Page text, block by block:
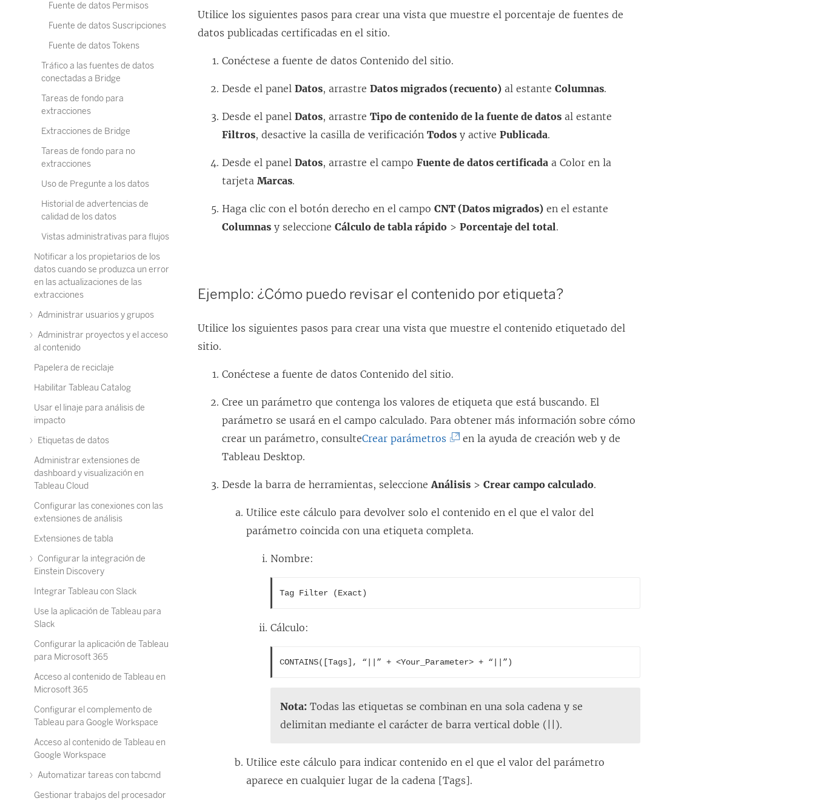
Fuente de datos Permisos
Fuente de datos Suscripciones
Fuente de datos Tokens
Tráfico a las fuentes de datos
conectadas a Bridge
Tareas de fondo para
extracciones
Extracciones de Bridge
Tareas de fondo para no
extracciones
Uso de Pregunte a los datos
Historial de advertencias de
calidad de los datos
Vistas administrativas para flujos
Notificar a los propietarios de los
datos cuando se produzca un error
en las actualizaciones de las
extracciones
Administrar usuarios y grupos
Administrar proyectos y el acceso
al contenido
Papelera de reciclaje
Habilitar Tableau Catalog
Usar el linaje para análisis de
impacto
Etiquetas de datos
Administrar extensiones de
dashboard y visualización en
Tableau Cloud
Configurar las conexiones con las
extensiones de análisis
Extensiones de tabla
Configurar la integración de
Einstein Discovery
Integrar Tableau con Slack
Use la aplicación de Tableau para
Slack
Configurar la aplicación de Tableau
para Microsoft 365
Acceso al contenido de Tableau en
Microsoft 365
Configurar el complemento de
Tableau para Google Workspace
Acceso al contenido de Tableau en
Google Workspace
Automatizar tareas con tabcmd
Gestionar trabajos del procesador
Utilice los siguientes pasos para crear una vista que muestre el porcentaje de fuentes de
datos publicadas certificadas en el sitio.
Conéctese a fuente de datos Contenido del sitio.
Desde el panelDatos, arrastreDatos migrados (recuento) al estanteColumnas.
Desde el panelDatos, arrastreTipo de contenido de la fuente de datos al estante
Filtros, desactive la casilla de verificaciónTodos y activePublicada.
Desde el panelDatos, arrastre el campoFuente de datos certificada a Color en la
tarjetaMarcas.
Haga clic con el botón derecho en el campoCNT (Datos migrados) en el estante
Columnas y seleccioneCálculo de tabla rápido >Porcentaje del total.
Ejemplo: ¿Cómo puedo revisar el contenido por etiqueta?
Utilice los siguientes pasos para crear una vista que muestre el contenido etiquetado del
sitio.
Conéctese a fuente de datos Contenido del sitio.
Cree un parámetro que contenga los valores de etiqueta que está buscando. El
parámetro se usará en el campo calculado. Para obtener más información sobre cómo
crear un parámetro, consulteCrear parámetros (
n
l
e
n
n
a
en la ayuda de creación web y de
Tableau Desktop.
Desde la barra de herramientas, seleccioneAnálisis >Crear campo calculado.
Utilice este cálculo para devolver solo el contenido en el que el valor del
parámetro coincida con una etiqueta completa.
Nombre:
Tag Filter (Exact)
Cálculo:
CONTAINS([Tags], “||” + <Your_Parameter> + “||”)
Nota: Todas las etiquetas se combinan en una sola cadena y se
delimitan mediante el carácter de barra vertical doble (||).
Utilice este cálculo para indicar contenido en el que el valor del parámetro
aparece en cualquier lugar de la cadena [Tags].